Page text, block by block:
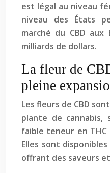
est légal au niveau
niveau des États
marché du CBD
milliards de dollars.
La fleur de
pleine
Les fleurs de CBD
plante de cannabis,
faible teneur en THC
Elles sont
offrant des saveurs